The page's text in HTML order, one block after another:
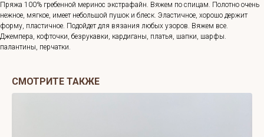
Пряжа 100% гребенной меринос экстрафайн. Вяжем по спицам. Полотно очень
нежное, мягкое, имеет небольшой пушок и блеск. Эластичное, хорошо держит
форму, пластичное. Подойдет для вязания любых узоров. Вяжем все.
Джемпера, кофточки, безрукавки, кардиганы, платья, шапки, шарфы.
палантины, перчатки.
СМОТРИТЕ ТАКЖЕ